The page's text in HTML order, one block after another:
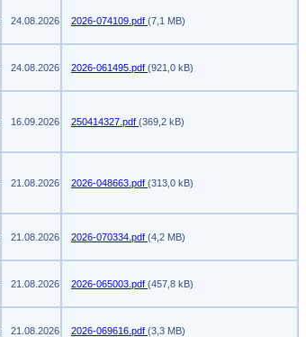
24.08.2026 2026-074109.pdf (7,1 MB)
24.08.2026 2026-061495.pdf (921,0 kB)
16.09.2026 250414327.pdf (369,2 kB)
21.08.2026 2026-048663.pdf (313,0 kB)
21.08.2026 2026-070334.pdf (4,2 MB)
21.08.2026 2026-065003.pdf (457,8 kB)
21.08.2026 2026-069616.pdf (3,3 MB)